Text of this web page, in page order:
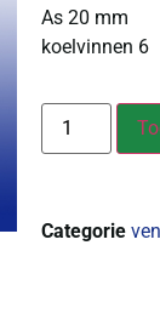
As 20 mm
koelvinnen 6
Categorie